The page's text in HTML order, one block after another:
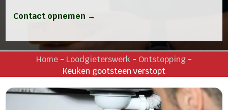
Contact opnemen →
Home- Loodgieterswerk- Ontstopping-
Keuken gootsteen verstopt